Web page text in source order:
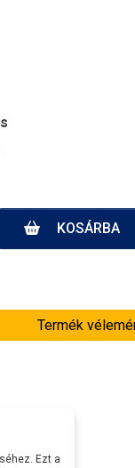
KOSÁRBA
Termék
Ezt a